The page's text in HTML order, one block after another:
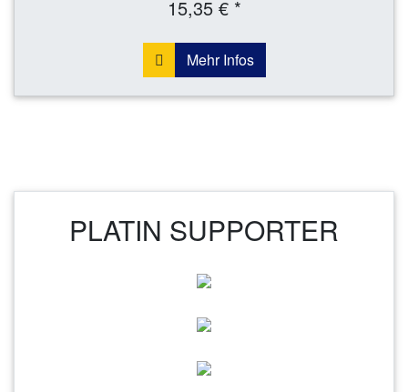
15,35 € *
Mehr Infos
PLATIN SUPPORTER